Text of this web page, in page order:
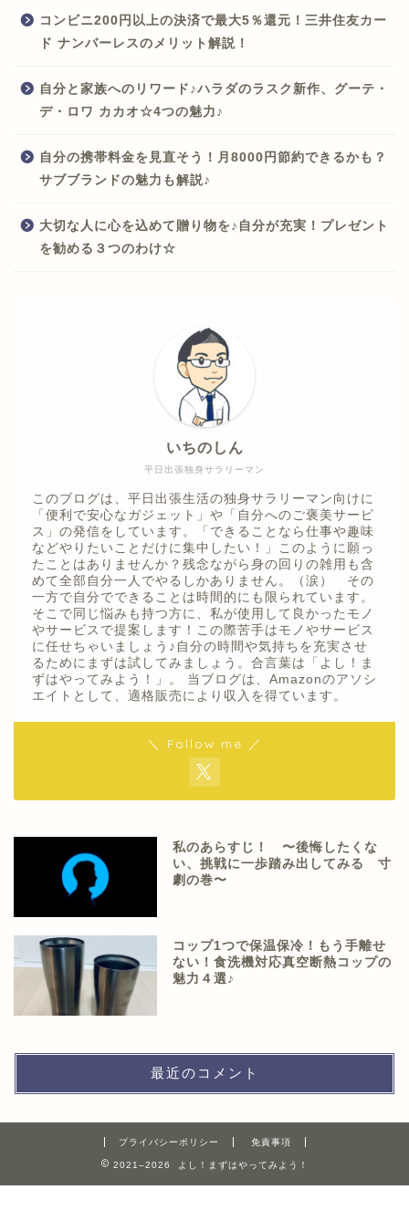
コンビニ200円以上の決済で最大5％還元！三井住友カー
ド ナンバーレスのメリット解説！
自分と家族へのリワード♪ハラダのラスク新作、グーテ・
デ・ロワ カカオ☆4つの魅力♪
自分の携帯料金を見直そう！月8000円節約できるかも？
サブブランドの魅力も解説♪
大切な人に心を込めて贈り物を♪自分が充実！プレゼント
を勧める３つのわけ☆
平日出張独身サラリーマン
いちのしん
このブログは、平日出張生活の独身サラリーマン向けに
「便利で安心なガジェット」や「自分へのご褒美サービ
ス」の発信をしています。「できることなら仕事や趣味
などやりたいことだけに集中したい！」このように願っ
たことはありませんか？残念ながら身の回りの雑用も含
めて全部自分一人でやるしかありません。（涙） その
一方で自分でできることは時間的にも限られています。
そこで同じ悩みも持つ方に、私が使用して良かったモノ
やサービスで提案します！この際苦手はモノやサービス
に任せちゃいましょう♪自分の時間や気持ちを充実させ
るためにまずは試してみましょう。合言葉は「よし！ま
ずはやってみよう！」。 当ブログは、Amazonのアソシ
エイトとして、適格販売により収入を得ています。
＼ Follow me ／
私のあらすじ！ 〜後悔したくな
い、挑戦に一歩踏み出してみる 寸
劇の巻〜
コップ1つで保温保冷！もう手離せ
ない！食洗機対応真空断熱コップの
魅力４選♪
最近のコメント
プライバシーポリシー 免責事項
2021–2026 よし！まずはやってみよう！